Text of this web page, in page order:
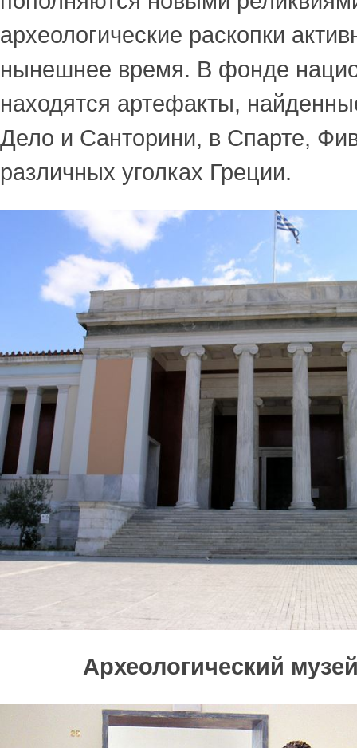
археологические раскопки
нынешнее время. В фонде
находятся артефакты,
Дело и Санторини, в Спарте,
различных уголках Греции.
Археологический